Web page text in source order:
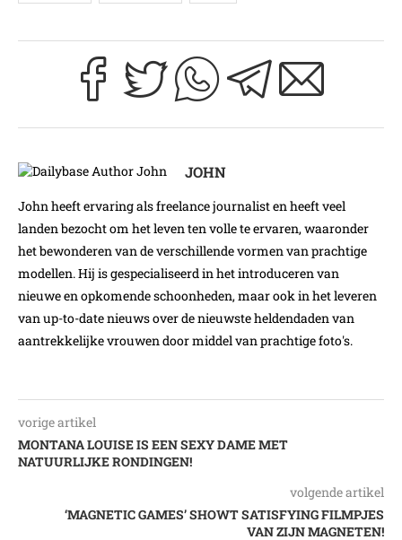
JOHN
John heeft ervaring als freelance journalist en heeft veel
landen bezocht om het leven ten volle te ervaren, waaronder
het bewonderen van de verschillende vormen van prachtige
modellen. Hij is gespecialiseerd in het introduceren van
nieuwe en opkomende schoonheden, maar ook in het leveren
van up-to-date nieuws over de nieuwste heldendaden van
aantrekkelijke vrouwen door middel van prachtige foto's.
vorige artikel
MONTANA LOUISE IS EEN SEXY DAME MET
NATUURLIJKE RONDINGEN!
volgende artikel
‘MAGNETIC GAMES’ SHOWT SATISFYING FILMPJES
VAN ZIJN MAGNETEN!